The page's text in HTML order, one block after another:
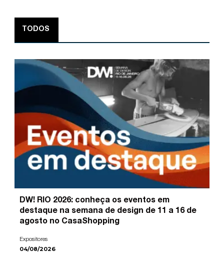
TODOS
DW! RIO 2026: conheça os eventos em
destaque na semana de design de 11 a 16 de
agosto no CasaShopping
Expositores
04/08/2026